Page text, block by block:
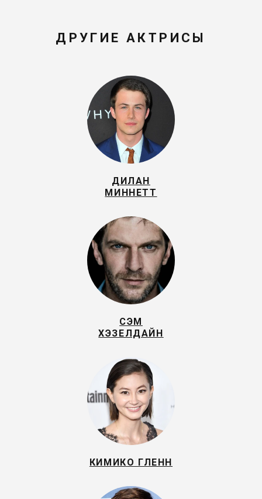
ДРУГИЕ АКТРИСЫ
ДИЛАН
МИННЕТТ
СЭМ
ХЭЗЕЛДАЙН
КИМИКО ГЛЕНН